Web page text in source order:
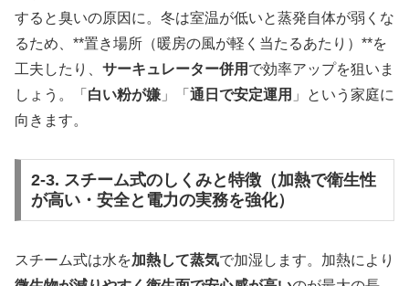
すると臭いの原因に。冬は室温が低いと蒸発自体が弱くな
るため、**置き場所（暖房の風が軽く当たるあたり）**を
工夫したり、 サーキュレーター併用 で効率アップを狙いま
しょう。「 白い粉が嫌 」「 通日で安定運用 」という家庭に
向きます。
2-3. スチーム式のしくみと特徴（加熱で衛生性
が高い・安全と電力の実務を強化）
スチーム式は水を加熱して蒸気で加湿します。加熱により